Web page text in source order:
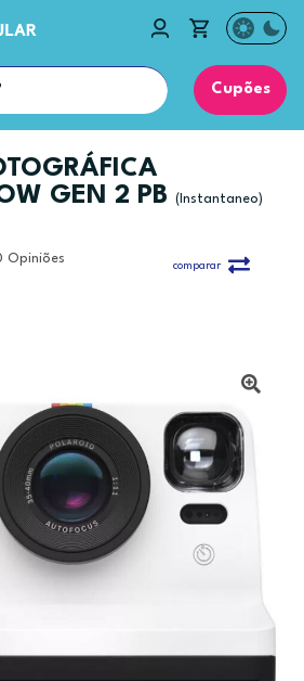
Cupões
GEN 2 PB
(Instantaneo)
comparar